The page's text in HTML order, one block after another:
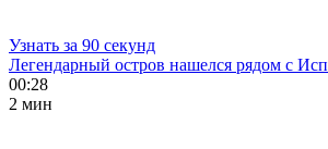
Узнать за 90 секунд
Легендарный остров нашелся рядом с
00:28
2 мин